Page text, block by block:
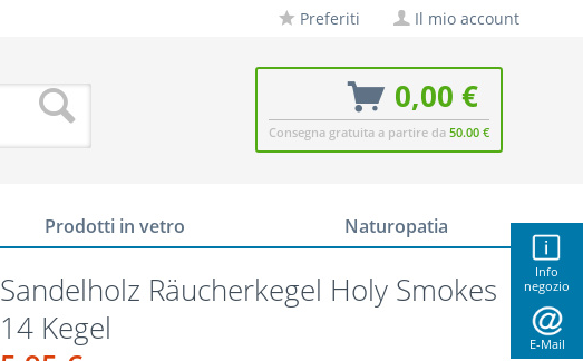
Info
negozio
E-Mail
Preferiti Il mio account
0,00 €
Consegna gratuita a partire da 50.00 €
Prodotti in vetro Naturopatia
Sandelholz Räucherkegel Holy Smokes
14 Kegel